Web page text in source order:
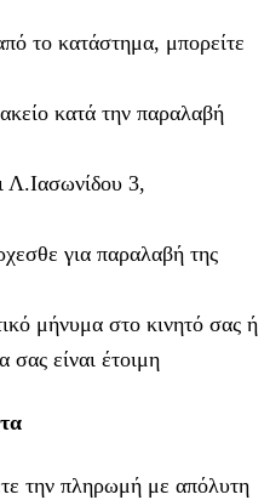
το κατάστημα, μπορείτε
κατά την παραλαβή
Λ.Ιασωνίδου 3,
για παραλαβή της
μήνυμα στο κινητό σας ή
σας είναι έτοιμη
την πληρωμή με απόλυτη